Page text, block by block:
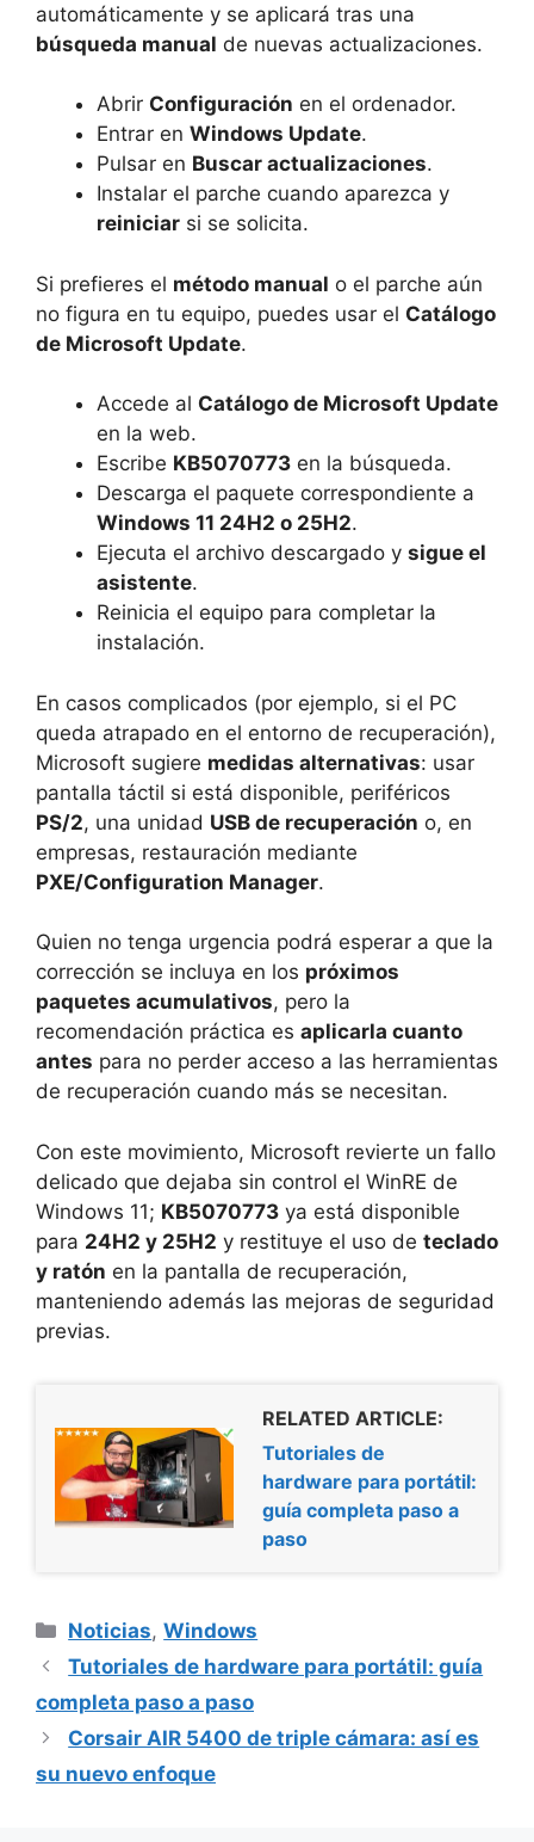
automáticamente y se aplicará tras una
búsqueda manual de nuevas actualizaciones.
Abrir Configuración en el ordenador.
Entrar en Windows Update.
Pulsar en Buscar actualizaciones.
Instalar el parche cuando aparezca y
reiniciar si se solicita.
Si prefieres el método manual o el parche aún
no figura en tu equipo, puedes usar el Catálogo
de Microsoft Update.
Accede al Catálogo de Microsoft Update
en la web.
Escribe KB5070773 en la búsqueda.
Descarga el paquete correspondiente a
Windows 11 24H2 o 25H2.
Ejecuta el archivo descargado y sigue el
asistente.
Reinicia el equipo para completar la
instalación.
En casos complicados (por ejemplo, si el PC
queda atrapado en el entorno de recuperación),
Microsoft sugiere medidas alternativas: usar
pantalla táctil si está disponible, periféricos
PS/2, una unidad USB de recuperación o, en
empresas, restauración mediante
PXE/Configuration Manager.
Quien no tenga urgencia podrá esperar a que la
corrección se incluya en los próximos
paquetes acumulativos, pero la
recomendación práctica es aplicarla cuanto
antes para no perder acceso a las herramientas
de recuperación cuando más se necesitan.
Con este movimiento, Microsoft revierte un fallo
delicado que dejaba sin control el WinRE de
Windows 11; KB5070773 ya está disponible
para 24H2 y 25H2 y restituye el uso de teclado
y ratón en la pantalla de recuperación,
manteniendo además las mejoras de seguridad
previas.
RELATED ARTICLE:
Tutoriales de
hardware para portátil:
guía completa paso a
paso
Categorías
Noticias,Windows
Tutoriales de hardware para portátil: guía
completa paso a paso
Corsair AIR 5400 de triple cámara: así es
su nuevo enfoque